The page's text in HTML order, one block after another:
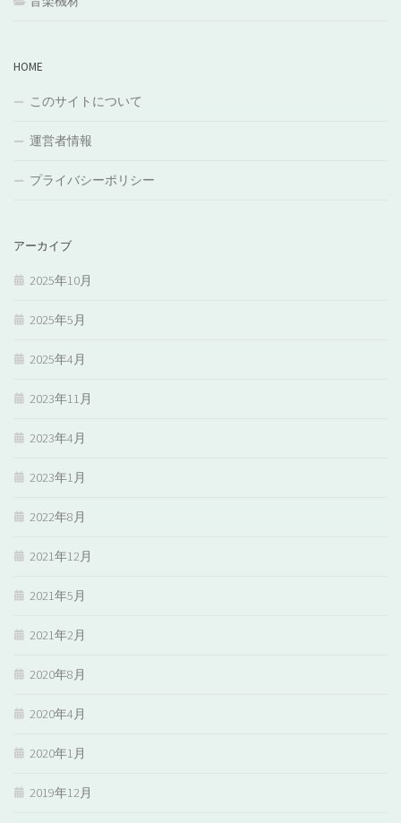
HOME
このサイトについて
運営者情報
プライバシーポリシー
アーカイブ
2025年10月
2025年5月
2025年4月
2023年11月
2023年4月
2023年1月
2022年8月
2021年12月
2021年5月
2021年2月
2020年8月
2020年4月
2020年1月
2019年12月